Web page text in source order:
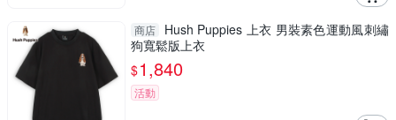
商店
Hush Puppies 上衣 男裝素色運動風刺繡
狗寬鬆版上衣
$1,840
活動